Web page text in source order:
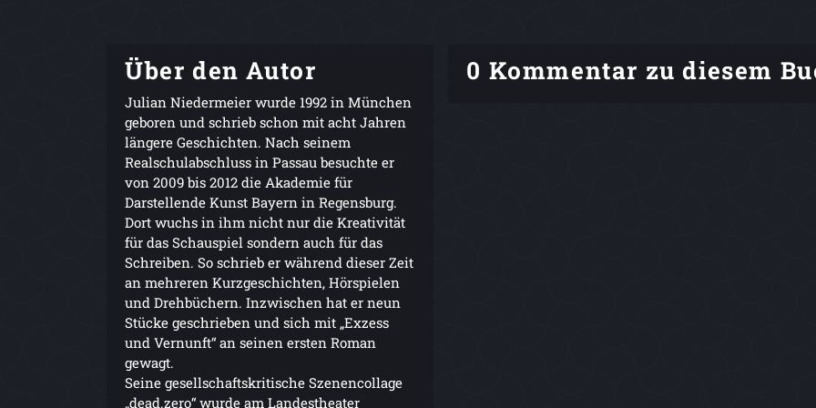
Über den Autor
Julian Niedermeier wurde 1992 in München
geboren und schrieb schon mit acht Jahren
längere Geschichten. Nach seinem
Realschulabschluss in Passau besuchte er
von 2009 bis 2012 die Akademie für
Darstellende Kunst Bayern in Regensburg.
Dort wuchs in ihm nicht nur die Kreativität
für das Schauspiel sondern auch für das
Schreiben. So schrieb er während dieser Zeit
an mehreren Kurzgeschichten, Hörspielen
und Drehbüchern. Inzwischen hat er neun
Stücke geschrieben und sich mit „Exzess
und Vernunft“ an seinen ersten Roman
gewagt.
Seine gesellschaftskritische Szenencollage
„dead.zero“ wurde am Landestheater
0 Kommentar zu diesem